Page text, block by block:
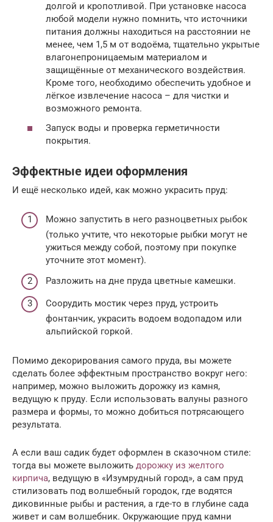
долгой и кропотливой. При установке насоса
любой модели нужно помнить, что источники
питания должны находиться на расстоянии не
менее, чем 1,5 м от водоёма, тщательно укрытые
влагонепроницаемым материалом и
защищённые от механического воздействия.
Кроме того, необходимо обеспечить удобное и
лёгкое извлечение насоса – для чистки и
возможного ремонта.
Запуск воды и проверка герметичности
покрытия.
Эффектные идеи оформления
И ещё несколько идей, как можно украсить пруд:
Можно запустить в него разноцветных рыбок
(только учтите, что некоторые рыбки могут не
ужиться между собой, поэтому при покупке
уточните этот момент).
Разложить на дне пруда цветные камешки.
Соорудить мостик через пруд, устроить
фонтанчик, украсить водоем водопадом или
альпийской горкой.
Помимо декорирования самого пруда, вы можете
сделать более эффектным пространство вокруг него:
например, можно выложить дорожку из камня,
ведущую к пруду. Если использовать валуны разного
размера и формы, то можно добиться потрясающего
результата.
А если ваш садик будет оформлен в сказочном стиле:
тогда вы можете выложить дорожку из желтого
кирпича, ведущую в «Изумрудный город», а сам пруд
стилизовать под волшебный городок, где водятся
диковинные рыбы и растения, а где-то в глубине сада
живет и сам волшебник. Окружающие пруд камни